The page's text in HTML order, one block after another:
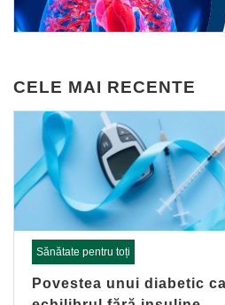
CELE MAI RECENTE
Sănătate pentru toți
Povestea unui diabetic